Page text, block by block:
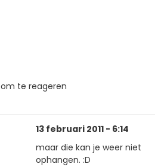
om te reageren
13 februari 2011 - 6:14
maar die kan je weer niet
ophangen. :D